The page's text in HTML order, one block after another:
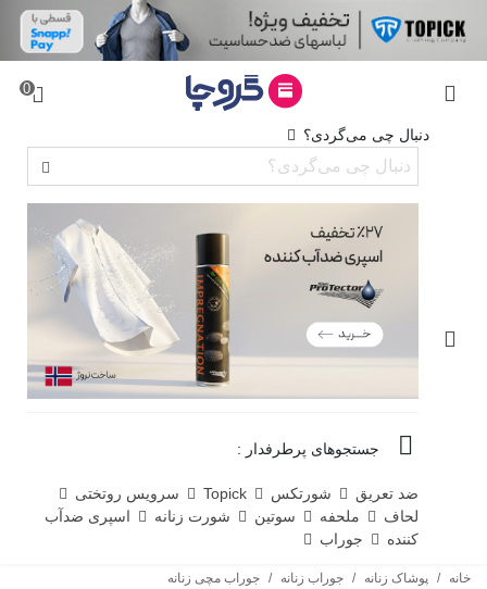
0
دنبال چی می‌گردی؟
جستجوهای پرطرفدار :
ضد تعریق شورتکس Topick
سرویس روتختی
لحاف
ملحفه سوتین شورت زنانه
اسپری ضدآب
کننده
جوراب
خانه / پوشاک زنانه / جوراب زنانه / جوراب مچی زنانه